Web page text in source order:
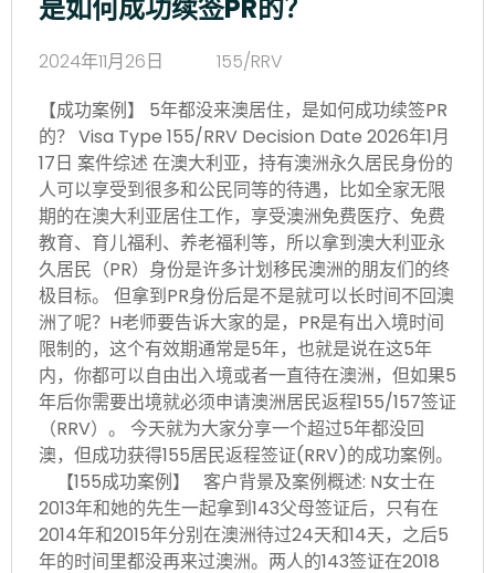
是如何成功续签PR的？
2024年11月26日
155/RRV
【成功案例】 5年都没来澳居住，是如何成功续签PR
的？ Visa Type 155/RRV Decision Date 2026年1月
17日 案件综述 在澳大利亚，持有澳洲永久居民身份的
人可以享受到很多和公民同等的待遇，比如全家无限
期的在澳大利亚居住工作，享受澳洲免费医疗、免费
教育、育儿福利、养老福利等，所以拿到澳大利亚永
久居民（PR）身份是许多计划移民澳洲的朋友们的终
极目标。 但拿到PR身份后是不是就可以长时间不回澳
洲了呢？H老师要告诉大家的是，PR是有出入境时间
限制的，这个有效期通常是5年，也就是说在这5年
内，你都可以自由出入境或者一直待在澳洲，但如果5
年后你需要出境就必须申请澳洲居民返程155/157签证
（RRV）。 今天就为大家分享一个超过5年都没回
澳，但成功获得155居民返程签证(RRV)的成功案例。
【155成功案例】 客户背景及案例概述: N女士在
2013年和她的先生一起拿到143父母签证后，只有在
2014年和2015年分别在澳洲待过24天和14天，之后5
年的时间里都没再来过澳洲。两人的143签证在2018